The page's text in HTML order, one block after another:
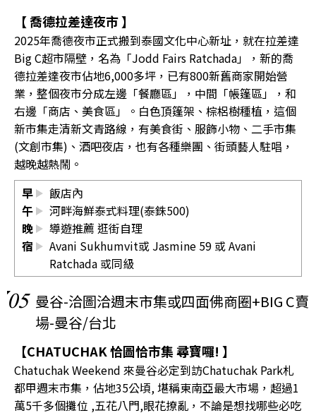
【 喬德拉差達夜市 】
2025年喬德夜市正式搬到泰國文化中心新址，就在拉差達
Big C超市隔壁，名為「Jodd Fairs Ratchada」，新的喬
德拉差達夜市佔地6,000多坪，已有800新舊商家開始營
業，整個夜市分成左邊「餐廳區」，中間「帳篷區」，和
右邊「商店、美食區」。白色頂篷架、棕梠樹種植，這個
新市集走清新文青路線，有美食街、服飾小物、二手市集
(文創市集)、酒吧夜店，也有各種樂團、街頭藝人駐唱，
越晚越熱鬧。
早
飯店內
午
河畔海鮮泰式料理(泰銖500)
晚
導遊推薦 逛街自理
宿
Avani Sukhumvit或 Jasmine 59 或 Avani
Ratchada 或同級
05 曼谷-洽圖洽週末市集或四面佛商圈+BIG C賣
場-曼谷/台北
【CHATUCHAK 恰圖恰市集 尋寶囉! 】
Chatuchak Weekend 來曼谷必定到訪Chatuchak Park札
都甲週末市集，佔地35公頃, 堪稱東南亞最大市場，超過1
萬5千多個攤位 ,五花八門,眼花撩亂，不論是想找哪些必吃